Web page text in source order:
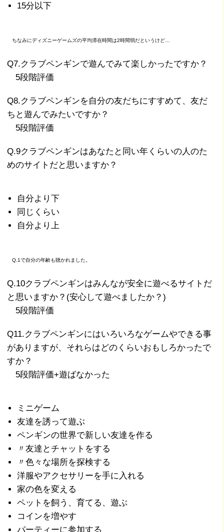
15分以下
ちなみにディズニーゲームズの平均滞在時間は2時間弱だというけど…
Q7.クラブペンギンで遊んでみて楽しかったですか？
5段階評価
Q8.クラブペンギンを自分の友だちにすすめて、友だ
ちと遊んでみたいですか？
5段階評価
Q.9クラブペンギンはあなたと同い年くらいの人のた
めのサイトだと思いますか？
自分より下
同じくらい
自分より上
Q.1で自分の年齢も聴かれました。
Q.10クラブペンギンはみんなが安全に遊べるサイトだ
と思いますか？(安心して遊べましたか？)
5段階評価
Q11.クラブペンギンにはいろいろなゲームやできる事
がありますが、それらはどのくらいおもしろかったで
すか？
5段階評価+遊ばなかった
ミニゲーム
友達を誘って遊ぶ
ペンギンの世界で新しい友達を作る
〃友達とチャットをする
〃色々な場所を探検する
洋服やアクセサリーを手に入れる
家の色を変える
ペットを飼う、育てる、遊ぶ
コインを増やす
パーティーに参加する